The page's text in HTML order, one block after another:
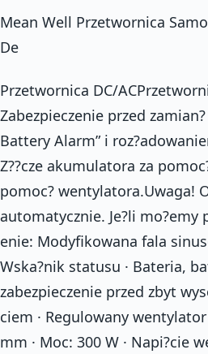
Mean Well Przetwornica
De
Przetwornica DC/
Zabezpieczenie przed
Battery Alarm” i
Z??cze akumulatora za
pomoc? wentylatora.Uwaga!
automatycznie. Je?li
enie: Modyfikowana fala
Wska?nik statusu · Bateria,
zabezpieczenie przed zbyt
ciem · Regulowany
mm · Moc: 300 W · Napi?cie